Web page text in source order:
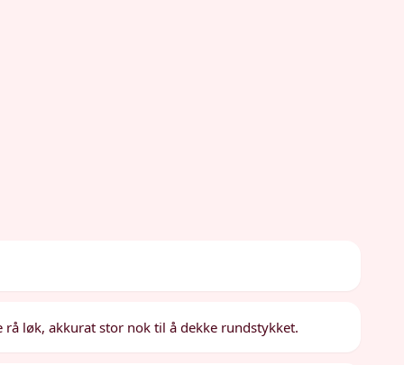
løk, akkurat stor nok til å dekke rundstykket.